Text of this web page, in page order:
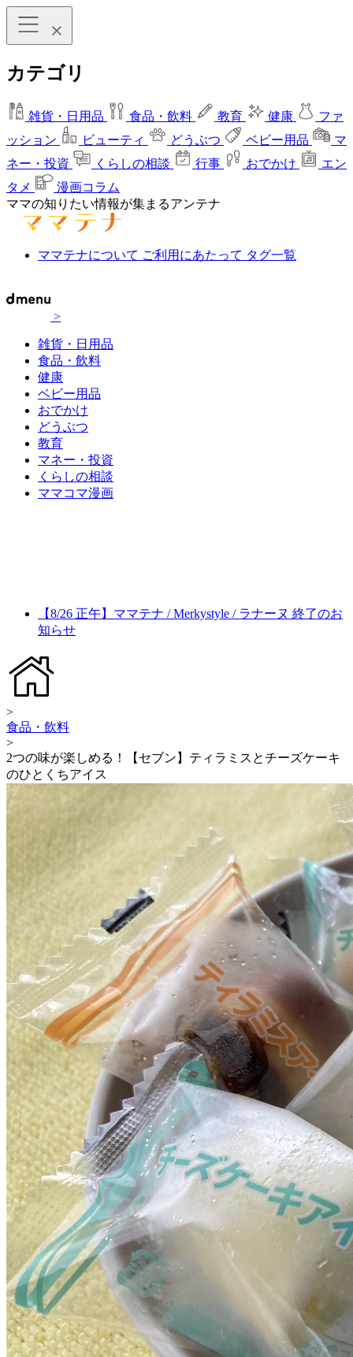
カテゴリ
雑貨・日用品 食品・飲料 教育 健康
ファ
ッション
ビューティ どうぶつ ベビー用品
マ
ネー・投資
くらしの相談 行事 おでかけ
エン
タメ
漫画コラム
ママの知りたい情報が集まるアンテナ
ママテナについて ご利用にあたって タグ一覧
>
雑貨・日用品
食品・飲料
健康
ベビー用品
おでかけ
どうぶつ
教育
マネー・投資
くらしの相談
ママコマ漫画
【8/26 正午】ママテナ / Merkystyle / ラナーヌ 終了のお
知らせ
>
食品・飲料
>
2つの味が楽しめる！【セブン】ティラミスとチーズケーキ
のひとくちアイス